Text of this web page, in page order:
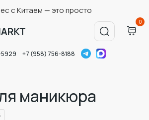
с Китаем — это просто
0
+7 (958) 756-8188
маникюра